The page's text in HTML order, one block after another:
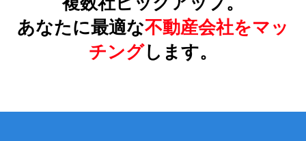
あなたに最適な不動産会社をマッ
チングします。